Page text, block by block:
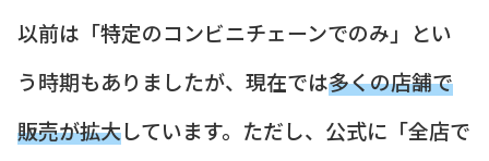
以前は「特定のコンビニチェーンでのみ」とい
う時期もありましたが、現在では多くの店舗で
販売が拡大しています。ただし、公式に「全店で